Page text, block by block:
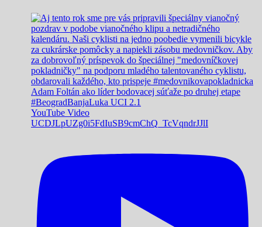
Adam Foltán ako líder bodovacej súťaže po druhej etape
#BeogradBanjaLuka UCI 2.1
YouTube Video
UCDJLpUZg0i5FdIuSB9cmChQ_TcVqndrJJlI